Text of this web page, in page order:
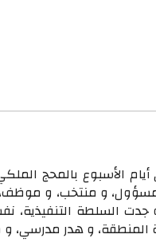
الأسبوع بالمحج
و منتخب، و موظف،
السلطة التنفيذية،
المنطقة، و هدر مدرسي،